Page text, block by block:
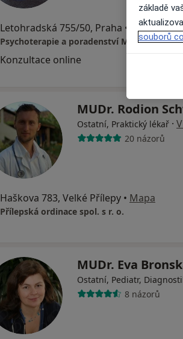
Letohradská 755/50, Praha • Mapa
Psychoterapie a poradenství Miroslav
Konzultace online
MUDr. Rodion
Ostatní, Praktický lékař ·
20 názorů
Haškova 783, Velké Přílepy • Mapa
Přílepská ordinace spol. s r. o.
MUDr. Eva
Ostatní, Pediatr,
8 názorů
základě
souborů